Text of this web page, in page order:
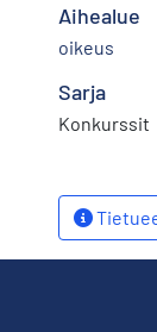
Aihealue
oikeus
Sarja
Konkurssit